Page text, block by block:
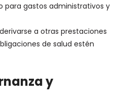
para gastos administrativos y
a otras prestaciones
de salud estén
y